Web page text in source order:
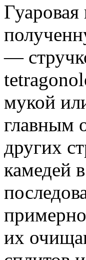
—
мукой
главным
других
камедей
их